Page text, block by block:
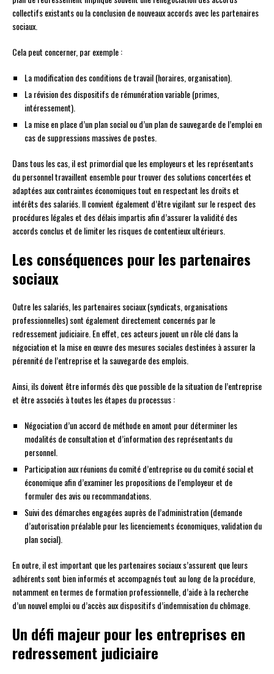
collectifs existants ou la conclusion de nouveaux accords avec les partenaires
sociaux.
Cela peut concerner, par exemple :
La modification des conditions de travail (horaires, organisation).
La révision des dispositifs de rémunération variable (primes,
intéressement).
La mise en place d’un plan social ou d’un plan de sauvegarde de l’emploi en
cas de suppressions massives de postes.
Dans tous les cas, il est primordial que les employeurs et les représentants
du personnel travaillent ensemble pour trouver des solutions concertées et
adaptées aux contraintes économiques tout en respectant les droits et
intérêts des salariés. Il convient également d’être vigilant sur le respect des
procédures légales et des délais impartis afin d’assurer la validité des
accords conclus et de limiter les risques de contentieux ultérieurs.
Les conséquences pour les partenaires
sociaux
Outre les salariés, les partenaires sociaux (syndicats, organisations
professionnelles) sont également directement concernés par le
redressement judiciaire. En effet, ces acteurs jouent un rôle clé dans la
négociation et la mise en œuvre des mesures sociales destinées à assurer la
pérennité de l’entreprise et la sauvegarde des emplois.
Ainsi, ils doivent être informés dès que possible de la situation de l’entreprise
et être associés à toutes les étapes du processus :
Négociation d’un accord de méthode en amont pour déterminer les
modalités de consultation et d’information des représentants du
personnel.
Participation aux réunions du comité d’entreprise ou du comité social et
économique afin d’examiner les propositions de l’employeur et de
formuler des avis ou recommandations.
Suivi des démarches engagées auprès de l’administration (demande
d’autorisation préalable pour les licenciements économiques, validation du
plan social).
En outre, il est important que les partenaires sociaux s’assurent que leurs
adhérents sont bien informés et accompagnés tout au long de la procédure,
notamment en termes de formation professionnelle, d’aide à la recherche
d’un nouvel emploi ou d’accès aux dispositifs d’indemnisation du chômage.
Un défi majeur pour les entreprises en
redressement judiciaire